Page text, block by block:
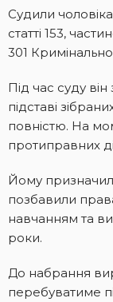
Судили
статті 153,
301
Під час суду
підставі
повністю. На
протиправних
Йому
позбавили
навчанням та
роки.
До набрання
перебуватиме